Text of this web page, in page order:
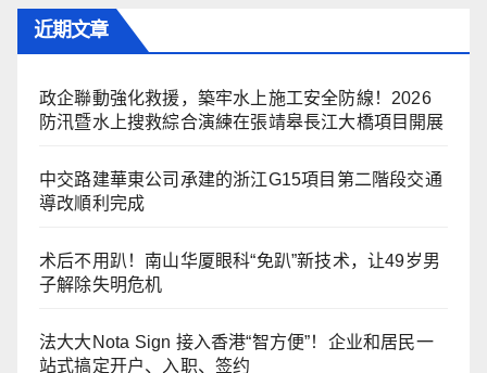
近期文章
政企聯動強化救援，築牢水上施工安全防線！2026
防汛暨水上搜救綜合演練在張靖皋長江大橋項目開展
中交路建華東公司承建的浙江G15項目第二階段交通
導改順利完成
术后不用趴！南山华厦眼科“免趴”新技术，让49岁男
子解除失明危机
法大大Nota Sign 接入香港“智方便”！企业和居民一
站式搞定开户、入职、签约